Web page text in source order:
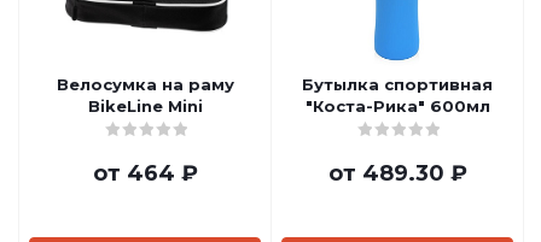
Велосумка на раму
BikeLine Mini
от 464 ₽
Бутылка спортивная
"Коста-Рика" 600мл
от 489.30 ₽